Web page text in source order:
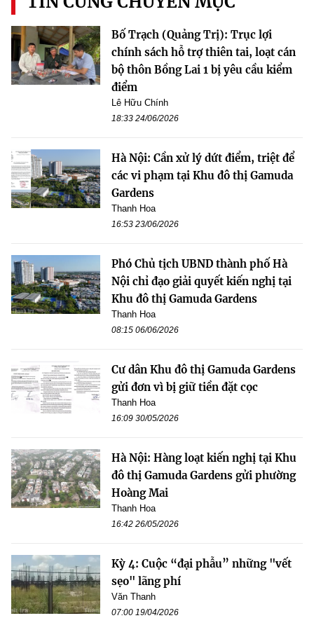
Bố Trạch (Quảng Trị): Trục lợi
chính sách hỗ trợ thiên tai, loạt cán
bộ thôn Bồng Lai 1 bị yêu cầu kiểm
điểm
Lê Hữu Chính
18:33 24/06/2026
Hà Nội: Cần xử lý dứt điểm, triệt để
các vi phạm tại Khu đô thị Gamuda
Gardens
Thanh Hoa
16:53 23/06/2026
Phó Chủ tịch UBND thành phố Hà
Nội chỉ đạo giải quyết kiến nghị tại
Khu đô thị Gamuda Gardens
Thanh Hoa
08:15 06/06/2026
Cư dân Khu đô thị Gamuda Gardens
gửi đơn vì bị giữ tiền đặt cọc
Thanh Hoa
16:09 30/05/2026
Hà Nội: Hàng loạt kiến nghị tại Khu
đô thị Gamuda Gardens gửi phường
Hoàng Mai
Thanh Hoa
16:42 26/05/2026
Kỳ 4: Cuộc “đại phẫu” những "vết
sẹo" lãng phí
Văn Thanh
07:00 19/04/2026